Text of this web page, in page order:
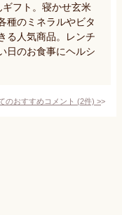
フト。寝かせ玄米
種のミネラルやビタ
る人気商品。レンチ
日のお食事にヘルシ
のおすすめコメント (2件) >